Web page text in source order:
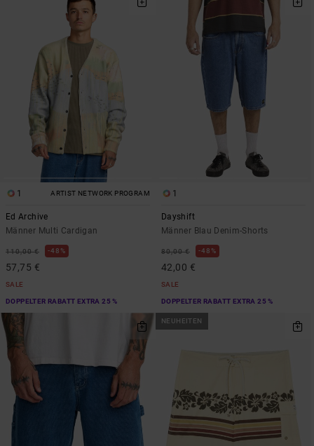
1 ARTIST NETWORK PROGRAM
Ed Archive
Männer Multi Cardigan
110,00 € 48%
57,75 €
SALE
DOPPELTER RABATT EXTRA 25 %
1
Dayshift
Männer Blau Denim-Shorts
80,00 € 48%
42,00 €
SALE
DOPPELTER RABATT EXTRA 25 %
NEUHEITEN